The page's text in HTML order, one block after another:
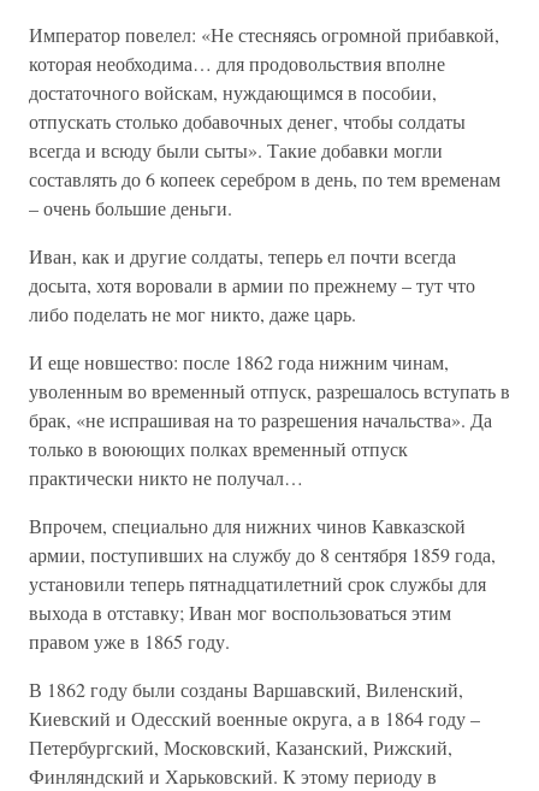
Император повелел: «Не стесняясь огромной прибавкой,
которая необходима… для продовольствия вполне
достаточного войскам, нуждающимся в пособии,
отпускать столько добавочных денег, чтобы солдаты
всегда и всюду были сыты». Такие добавки могли
составлять до 6 копеек серебром в день, по тем временам
– очень большие деньги.
Иван, как и другие солдаты, теперь ел почти всегда
досыта, хотя воровали в армии по прежнему – тут что
либо поделать не мог никто, даже царь.
И еще новшество: после 1862 года нижним чинам,
уволенным во временный отпуск, разрешалось вступать в
брак, «не испрашивая на то разрешения начальства». Да
только в воюющих полках временный отпуск
практически никто не получал…
Впрочем, специально для нижних чинов Кавказской
армии, поступивших на службу до 8 сентября 1859 года,
установили теперь пятнадцатилетний срок службы для
выхода в отставку; Иван мог воспользоваться этим
правом уже в 1865 году.
В 1862 году были созданы Варшавский, Виленский,
Киевский и Одесский военные округа, а в 1864 году –
Петербургский, Московский, Казанский, Рижский,
Финляндский и Харьковский. К этому периоду в